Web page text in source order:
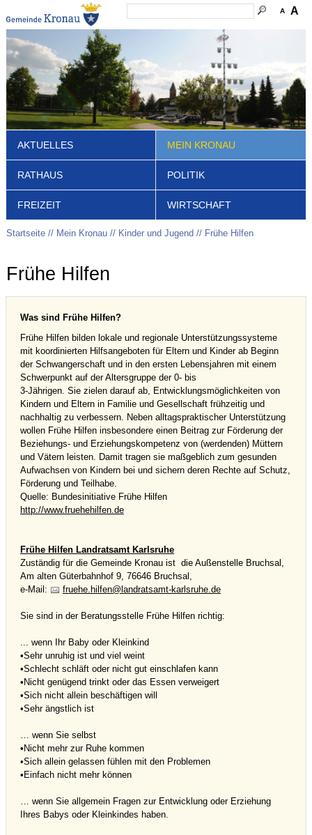
A A
AKTUELLES MEIN KRONAU
RATHAUS POLITIK
FREIZEIT WIRTSCHAFT
Startseite Mein Kronau Kinder und Jugend Frühe Hilfen
Frühe Hilfen
Was sind Frühe Hilfen?
Frühe Hilfen bilden lokale und regionale Unterstützungssysteme
mit koordinierten Hilfsangeboten für Eltern und Kinder ab Beginn
der Schwangerschaft und in den ersten Lebensjahren mit einem
Schwerpunkt auf der Altersgruppe der 0- bis
3-Jährigen. Sie zielen darauf ab, Entwicklungsmöglichkeiten von
Kindern und Eltern in Familie und Gesellschaft frühzeitig und
nachhaltig zu verbessern. Neben alltagspraktischer Unterstützung
wollen Frühe Hilfen insbesondere einen Beitrag zur Förderung der
Beziehungs- und Erziehungskompetenz von (werdenden) Müttern
und Vätern leisten. Damit tragen sie maßgeblich zum gesunden
Aufwachsen von Kindern bei und sichern deren Rechte auf Schutz,
Förderung und Teilhabe.
Quelle: Bundesinitiative Frühe Hilfen
http://www.fruehehilfen.de
Frühe Hilfen Landratsamt Karlsruhe
Zuständig für die Gemeinde Kronau ist die Außenstelle Bruchsal,
Am alten Güterbahnhof 9, 76646 Bruchsal,
e-Mail:
fr h h lf n ndr ts mt-k rlsr h d
Sie sind in der Beratungsstelle Frühe Hilfen richtig:
... wenn Ihr Baby oder Kleinkind
•Sehr unruhig ist und viel weint
•Schlecht schläft oder nicht gut einschlafen kann
•Nicht genügend trinkt oder das Essen verweigert
•Sich nicht allein beschäftigen will
•Sehr ängstlich ist
… wenn Sie selbst
•Nicht mehr zur Ruhe kommen
•Sich allein gelassen fühlen mit den Problemen
•Einfach nicht mehr können
… wenn Sie allgemein Fragen zur Entwicklung oder Erziehung
Ihres Babys oder Kleinkindes haben.